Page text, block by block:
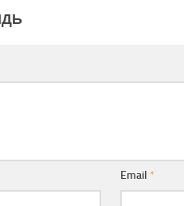
Email *